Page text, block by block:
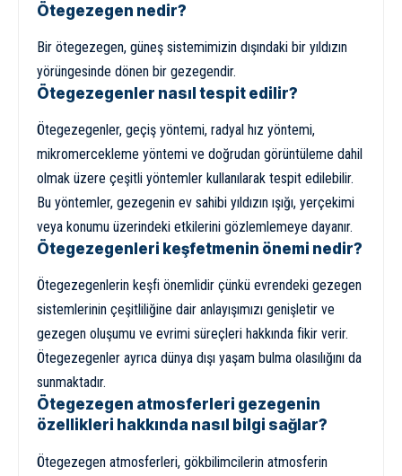
Ötegezegen nedir?
Bir ötegezegen, güneş sistemimizin dışındaki bir yıldızın
yörüngesinde dönen bir gezegendir.
Ötegezegenler nasıl tespit edilir?
Ötegezegenler, geçiş yöntemi, radyal hız yöntemi,
mikromercekleme yöntemi ve doğrudan görüntüleme dahil
olmak üzere çeşitli yöntemler kullanılarak tespit edilebilir.
Bu yöntemler, gezegenin ev sahibi yıldızın ışığı, yerçekimi
veya konumu üzerindeki etkilerini gözlemlemeye dayanır.
Ötegezegenleri keşfetmenin önemi nedir?
Ötegezegenlerin keşfi önemlidir çünkü evrendeki gezegen
sistemlerinin çeşitliliğine dair anlayışımızı genişletir ve
gezegen oluşumu ve evrimi süreçleri hakkında fikir verir.
Ötegezegenler ayrıca dünya dışı yaşam bulma olasılığını da
sunmaktadır.
Ötegezegen atmosferleri gezegenin
özellikleri hakkında nasıl bilgi sağlar?
Ötegezegen atmosferleri, gökbilimcilerin atmosferin